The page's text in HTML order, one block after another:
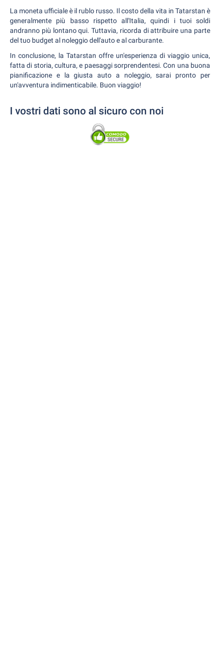
La moneta ufficiale è il rublo russo. Il costo della vita in Tatarstan è
generalmente più basso rispetto all'Italia, quindi i tuoi soldi
andranno più lontano qui. Tuttavia, ricorda di attribuire una parte
del tuo budget al noleggio dell'auto e al carburante.
In conclusione, la Tatarstan offre un'esperienza di viaggio unica,
fatta di storia, cultura, e paesaggi sorprendentesi. Con una buona
pianificazione e la giusta auto a noleggio, sarai pronto per
un'avventura indimenticabile. Buon viaggio!
I vostri dati sono al sicuro con noi